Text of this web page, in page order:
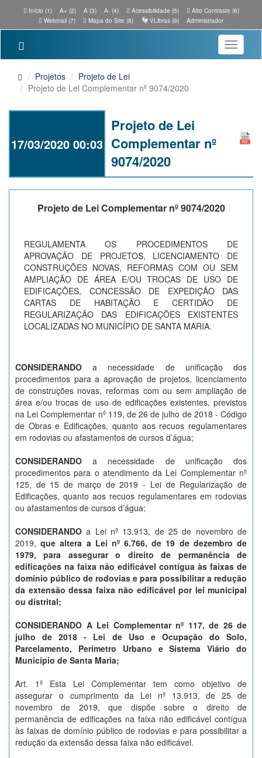
Início (1) A+ (2) A (3) A- (4) Acessibilidade (5)
Alto Contraste (6)
Webmail (7)
Mapa do Site (8) VLibras (9) Administrador
Toggle
Projetos
Projeto de Lei
Projeto de Lei Complementar nº 9074/2020
17/03/2020 00:03
Projeto de Lei
Complementar nº
9074/2020
Projeto de Lei Complementar nº 9074/2020
REGULAMENTA OS PROCEDIMENTOS DE
APROVAÇÃO DE PROJETOS, LICENCIAMENTO DE
CONSTRUÇÕES NOVAS, REFORMAS COM OU SEM
AMPLIAÇÃO DE ÁREA E/OU TROCAS DE USO DE
EDIFICAÇÕES, CONCESSÃO DE EXPEDIÇÃO DAS
CARTAS DE HABITAÇÃO E CERTIDÃO DE
REGULARIZAÇÃO DAS EDIFICAÇÕES EXISTENTES
LOCALIZADAS NO MUNICÍPIO DE SANTA MARIA.
CONSIDERANDO a necessidade de unificação dos
procedimentos para a aprovação de projetos, licenciamento
de construções novas, reformas com ou sem ampliação de
área e/ou trocas de uso de edificações existentes, previstos
na Lei Complementar nº 119, de 26 de julho de 2018 - Código
de Obras e Edificações, quanto aos recuos regulamentares
em rodovias ou afastamentos de cursos d’água;
CONSIDERANDO a necessidade de unificação dos
procedimentos para o atendimento da Lei Complementar nº
125, de 15 de março de 2019 - Lei de Regularização de
Edificações, quanto aos recuos regulamentares em rodovias
ou afastamentos de cursos d’água;
CONSIDERANDO a Lei nº 13.913, de 25 de novembro de
2019, que altera a Lei nº 6.766, de 19 de dezembro de
1979, para assegurar o direito de permanência de
edificações na faixa não edificável contígua às faixas de
domínio público de rodovias e para possibilitar a redução
da extensão dessa faixa não edificável por lei municipal
ou distrital;
CONSIDERANDO A Lei Complementar nº 117, de 26 de
julho de 2018 - Lei de Uso e Ocupação do Solo,
Parcelamento, Perímetro Urbano e Sistema Viário do
Município de Santa Maria;
Art. 1º Esta Lei Complementar tem como objetivo de
assegurar o cumprimento da Lei nº 13.913, de 25 de
novembro de 2019, que dispõe sobre o direito de
permanência de edificações na faixa não edificável contígua
às faixas de domínio público de rodovias e para possibilitar a
redução da extensão dessa faixa não edificável.